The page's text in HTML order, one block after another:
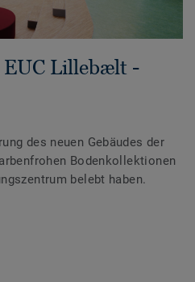
Lillebælt -
des neuen Gebäudes der
Bodenkollektionen
belebt haben.